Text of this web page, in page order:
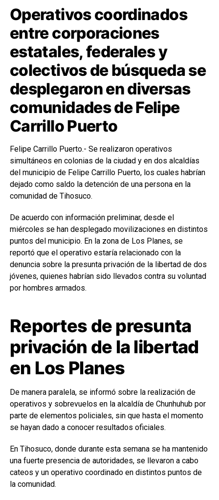
Operativos coordinados
entre corporaciones
estatales, federales y
colectivos de búsqueda se
desplegaron en diversas
comunidades de Felipe
Carrillo Puerto
Felipe Carrillo Puerto.- Se realizaron operativos
simultáneos en colonias de la ciudad y en dos alcaldías
del municipio de Felipe Carrillo Puerto, los cuales habrían
dejado como saldo la detención de una persona en la
comunidad de Tihosuco.
De acuerdo con información preliminar, desde el
miércoles se han desplegado movilizaciones en distintos
puntos del municipio. En la zona de Los Planes, se
reportó que el operativo estaría relacionado con la
denuncia sobre la presunta privación de la libertad de dos
jóvenes, quienes habrían sido llevados contra su voluntad
por hombres armados.
Reportes de presunta
privación de la libertad
en Los Planes
De manera paralela, se informó sobre la realización de
operativos y sobrevuelos en la alcaldía de Chunhuhub por
parte de elementos policiales, sin que hasta el momento
se hayan dado a conocer resultados oficiales.
En Tihosuco, donde durante esta semana se ha mantenido
una fuerte presencia de autoridades, se llevaron a cabo
cateos y un operativo coordinado en distintos puntos de
la comunidad.